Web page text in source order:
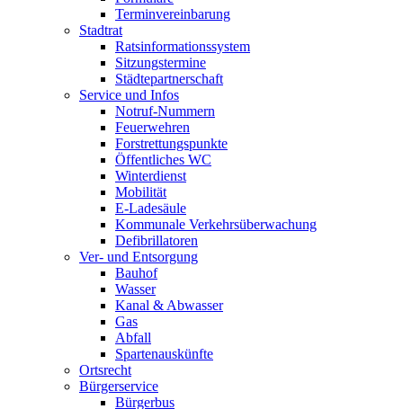
Terminvereinbarung
Stadtrat
Ratsinformationssystem
Sitzungstermine
Städtepartnerschaft
Service und Infos
Notruf-Nummern
Feuerwehren
Forstrettungspunkte
Öffentliches WC
Winterdienst
Mobilität
E-Ladesäule
Kommunale Verkehrsüberwachung
Defibrillatoren
Ver- und Entsorgung
Bauhof
Wasser
Kanal & Abwasser
Gas
Abfall
Spartenauskünfte
Ortsrecht
Bürgerservice
Bürgerbus